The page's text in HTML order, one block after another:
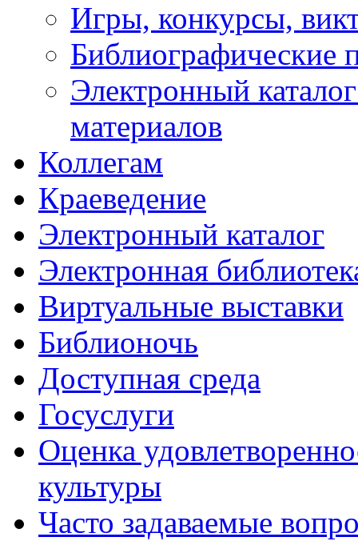
Игры, конкурсы,
Библиографические
Электронный
материалов
Коллегам
Краеведение
Электронный каталог
Электронная
Виртуальные выставки
Библионочь
Доступная среда
Госуслуги
Оценка
культуры
Часто задаваемые